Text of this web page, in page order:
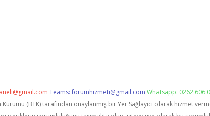
Teams:forumhizmeti@gmail.com Whatsapp: 0262 606
Kurumu (BTK) tarafından onaylanmış bir Yer Sağlayıcı olarak hizmet